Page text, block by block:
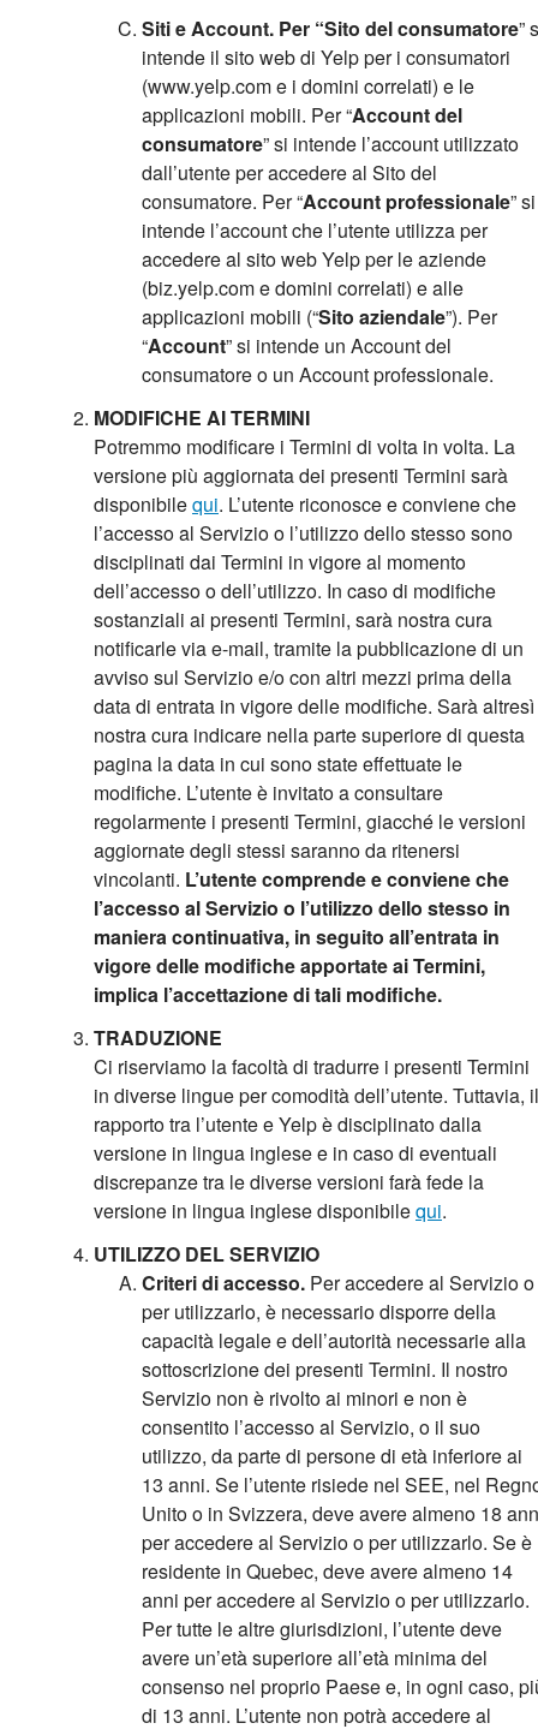
Siti e Account. Per “Sito del consumatore”
intende il sito web di Yelp per i consumatori
(www.yelp.com e i domini correlati) e le
applicazioni mobili. Per “Account del
consumatore” si intende l’account utilizzato
dall’utente per accedere al Sito del
consumatore. Per “Account professionale” si
intende l’account che l’utente utilizza per
accedere al sito web Yelp per le aziende
(biz.yelp.com e domini correlati) e alle
applicazioni mobili (“Sito aziendale”). Per
“Account” si intende un Account del
consumatore o un Account professionale.
MODIFICHE AI TERMINI
Potremmo modificare i Termini di volta in volta. La
versione più aggiornata dei presenti Termini sarà
disponibilequi. L’utente riconosce e conviene che
l’accesso al Servizio o l’utilizzo dello stesso sono
disciplinati dai Termini in vigore al momento
dell’accesso o dell’utilizzo. In caso di modifiche
sostanziali ai presenti Termini, sarà nostra cura
notificarle via e-mail, tramite la pubblicazione di un
avviso sul Servizio e/o con altri mezzi prima della
data di entrata in vigore delle modifiche. Sarà altresì
nostra cura indicare nella parte superiore di questa
pagina la data in cui sono state effettuate le
modifiche. L’utente è invitato a consultare
regolarmente i presenti Termini, giacché le versioni
aggiornate degli stessi saranno da ritenersi
vincolanti. L’utente comprende e conviene che
l’accesso al Servizio o l’utilizzo dello stesso in
maniera continuativa, in seguito all’entrata in
vigore delle modifiche apportate ai Termini,
implica l’accettazione di tali modifiche.
TRADUZIONE
Ci riserviamo la facoltà di tradurre i presenti Termini
in diverse lingue per comodità dell’utente. Tuttavia, il
rapporto tra l’utente e Yelp è disciplinato dalla
versione in lingua inglese e in caso di eventuali
discrepanze tra le diverse versioni farà fede la
versione in lingua inglese disponibilequi.
UTILIZZO DEL SERVIZIO
Criteri di accesso. Per accedere al Servizio o
per utilizzarlo, è necessario disporre della
capacità legale e dell’autorità necessarie alla
sottoscrizione dei presenti Termini. Il nostro
Servizio non è rivolto ai minori e non è
consentito l’accesso al Servizio, o il suo
utilizzo, da parte di persone di età inferiore ai
13 anni. Se l’utente risiede nel SEE, nel
Unito o in Svizzera, deve avere almeno 18
per accedere al Servizio o per utilizzarlo. Se è
residente in Quebec, deve avere almeno 14
anni per accedere al Servizio o per utilizzarlo.
Per tutte le altre giurisdizioni, l’utente deve
avere un’età superiore all’età minima del
consenso nel proprio Paese e, in ogni caso,
di 13 anni. L’utente non potrà accedere al